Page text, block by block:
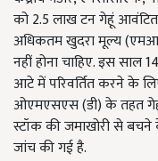
को 2.5 लाख टन गेहूं आवंटित
अधिकतम खुदरा मूल्य
नहीं होना चाहिए. इस साल
आटे में परिवर्तित करने के
ओएमएसएस (डी) के तहत गेहूं
स्टॉक की जमाखोरी से
जांच की गई है.